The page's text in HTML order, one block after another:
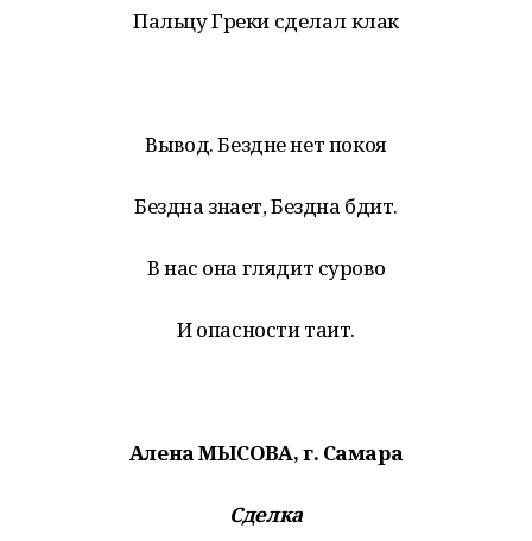
Пальцу Греки сделал клак
Вывод. Бездне нет покоя
Бездна знает, Бездна бдит.
В нас она глядит сурово
И опасности таит.
Алена МЫСОВА, г. Самара
Сделка